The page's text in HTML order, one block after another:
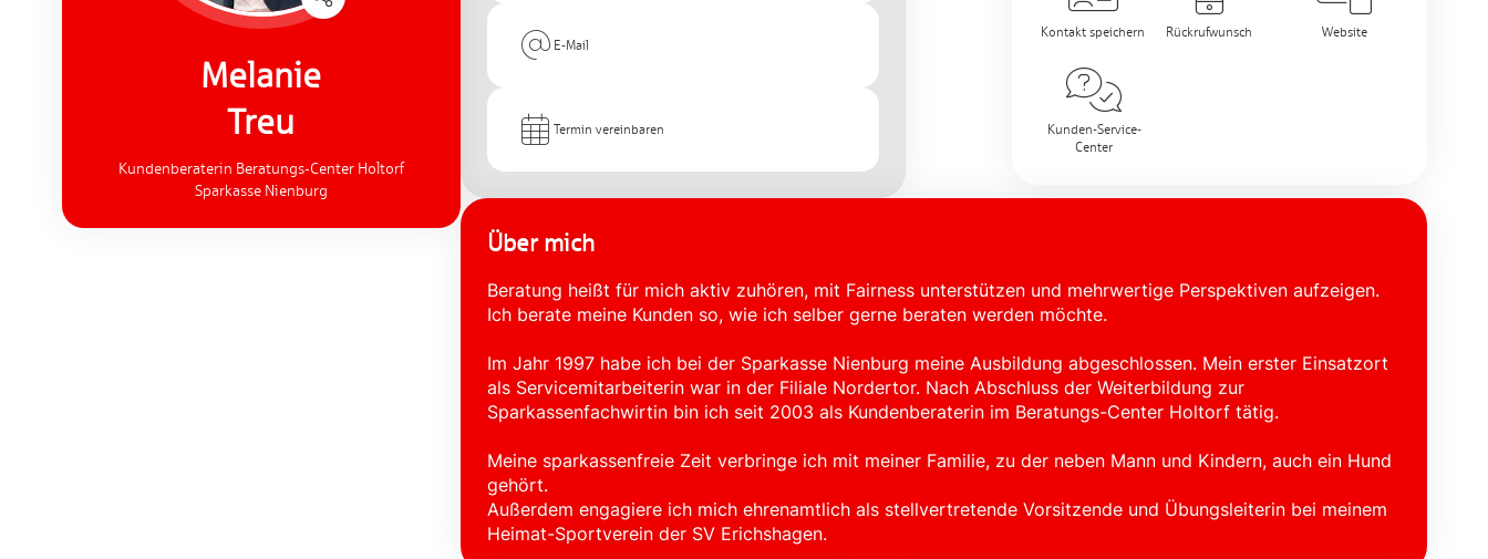
Melanie
Treu
Kundenberaterin Beratungs-Center Holtorf
Sparkasse Nienburg
E-Mail
Termin vereinbaren
Über mich
Beratung heißt für mich aktiv zuhören, mit Fairness unterstützen und mehrwertige Perspektiven aufzeigen.
Ich berate meine Kunden so, wie ich selber gerne beraten werden möchte.
Im Jahr 1997 habe ich bei der Sparkasse Nienburg meine Ausbildung abgeschlossen. Mein erster Einsatzort
als Servicemitarbeiterin war in der Filiale Nordertor. Nach Abschluss der Weiterbildung zur
Sparkassenfachwirtin bin ich seit 2003 als Kundenberaterin im Beratungs-Center Holtorf tätig.
Meine sparkassenfreie Zeit verbringe ich mit meiner Familie, zu der neben Mann und Kindern, auch ein Hund
gehört.
Außerdem engagiere ich mich ehrenamtlich als stellvertretende Vorsitzende und Übungsleiterin bei meinem
Heimat-Sportverein der SV Erichshagen.
Kontakt speichern Rückrufwunsch Website
Kunden-Service-
Center